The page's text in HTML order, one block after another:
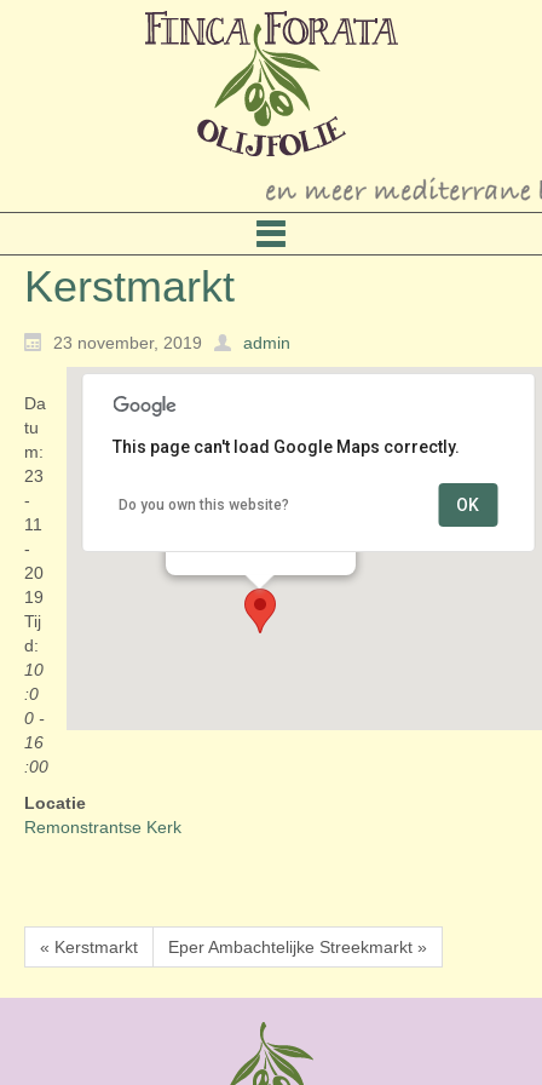
Kerstmarkt
23 november, 2019 admin
Remonstrantse Kerk
This page can't load Google Maps correctly.
Do you own this website? OK
Da
tu
m:
23
-
11
-
20
19
Tij
d:
10
:0
0 -
16
:00
Locatie
Remonstrantse Kerk
« Kerstmarkt Eper Ambachtelijke Streekmarkt »